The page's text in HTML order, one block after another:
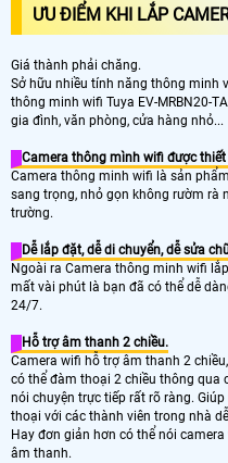
ƯU ĐIỂM KHI LẮP
Giá thành phải chăng.
Sở hữu nhiều tính năng thông minh
thông minh wifi Tuya EV-MRBN20-
gia đình, văn phòng, cửa hàng nhỏ...
Camera thông mình wifi được
Camera thông minh wifi là sản
sang trọng, nhỏ gọn không rườm rà
trường.
Dễ lắp đặt, dễ di chuyển, dễ sửa
Ngoài ra Camera thông minh wifi
mất vài phút là bạn đã có thể dễ
24/7.
Hỗ trợ âm thanh 2 chiều.
Camera wifi hỗ trợ âm thanh 2
có thể đàm thoại 2 chiều thông qua
nói chuyện trực tiếp rất rõ ràng.
thoại với các thành viên trong nhà
Hay đơn giản hơn có thể nói
âm thanh.